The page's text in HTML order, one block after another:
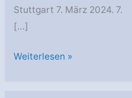
Stuttgart 7. März 2024. 7.
[…]
FerrAS:
Weiterlesen »